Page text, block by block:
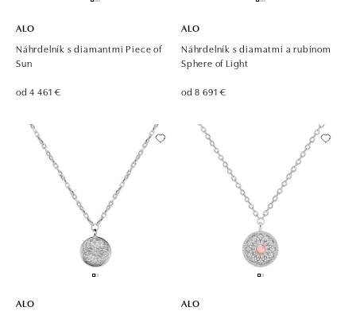
ALO
Náhrdelník s diamantmi Piece of
Sun
od 4 461 €
ALO
Náhrdelník s diamatmi a rubínom
Sphere of Light
od 8 691 €
ALO
ALO